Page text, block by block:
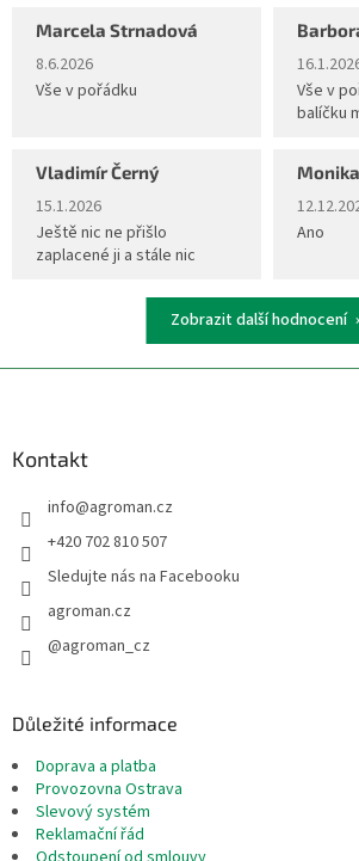
Marcela Strnadová
Hodnocení obchodu je 5 z 5 hvězdiček.
8.6.2026
Vše v pořádku
Vše v
balíčku
Vladimír Černý
Hodnocení obchodu je 5 z 5 hvězdiček.
15.1.2026
Ještě nic ne přišlo
zaplacené ji a stále nic
Ano
Zobrazit další hodnocení
Kontakt
info@agroman.cz
+420 702 810 507
Sledujte nás na Facebooku
agroman.cz
@agroman_cz
Důležité informace
Doprava a platba
Provozovna Ostrava
Slevový systém
Reklamační řád